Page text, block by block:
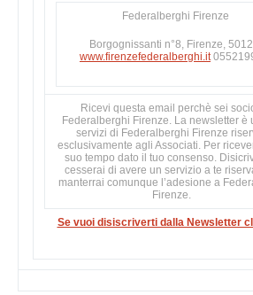
Federalberghi Firenze
Borgognissanti n°8, Firenze,
www.firenzefederalberghi.it
Ricevi questa email perchè sei
Federalberghi Firenze. La newsletter è
servizi di Federalberghi Firenze
esclusivamente agli Associati. Per
suo tempo dato il tuo consenso.
cesserai di avere un servizio a te
manterrai comunque l’adesione a
Firenze.
Se vuoi disiscriverti dalla Newsletter